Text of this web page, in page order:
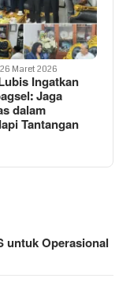
26 Maret 2026
Ingatkan
Jaga
dalam
Tantangan
untuk Operasional